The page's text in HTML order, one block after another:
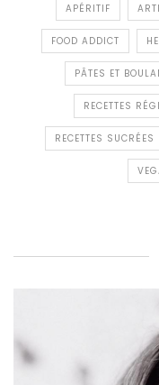
APÉRITIF
FOOD ADDICT
PÂTES ET
RECETTES
RECETTES SUCRÉES